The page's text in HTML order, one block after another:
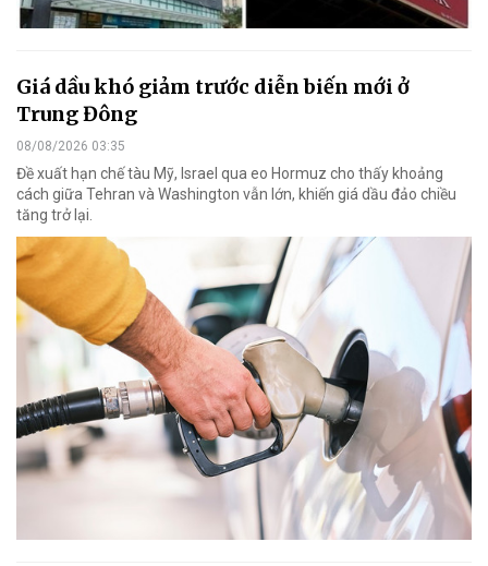
Giá dầu khó giảm trước diễn biến mới ở
Trung Đông
08/08/2026 03:35
Đề xuất hạn chế tàu Mỹ, Israel qua eo Hormuz cho thấy khoảng
cách giữa Tehran và Washington vẫn lớn, khiến giá dầu đảo chiều
tăng trở lại.